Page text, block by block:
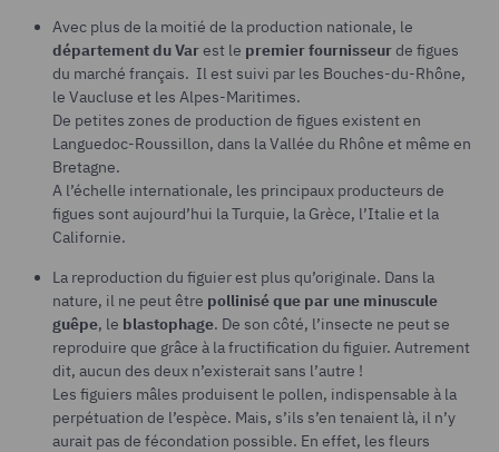
Avec plus de la moitié de la production nationale, le
département du Varest le premier fournisseurde figues
du marché français. Il est suivi par les Bouches-du-Rhône,
le Vaucluse et les Alpes-Maritimes.
De petites zones de production de figues existent en
Languedoc-Roussillon, dans la Vallée du Rhône et même en
Bretagne.
A l’échelle internationale, les principaux producteurs de
figues sont aujourd’hui la Turquie, la Grèce, l’Italie et la
Californie.
La reproduction du figuier est plus qu’originale. Dans la
nature, il ne peut être pollinisé que par une minuscule
guêpe, le blastophage. De son côté, l’insecte ne peut se
reproduire que grâce à la fructification du figuier. Autrement
dit, aucun des deux n’existerait sans l’autre !
Les figuiers mâles produisent le pollen, indispensable à la
perpétuation de l’espèce. Mais, s’ils s’en tenaient là, il n’y
aurait pas de fécondation possible. En effet, les fleurs